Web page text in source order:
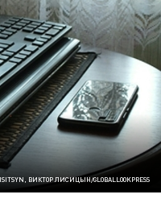
ВИКТОР ЛИСИЦЫН/GLOBALLOOKPRESS